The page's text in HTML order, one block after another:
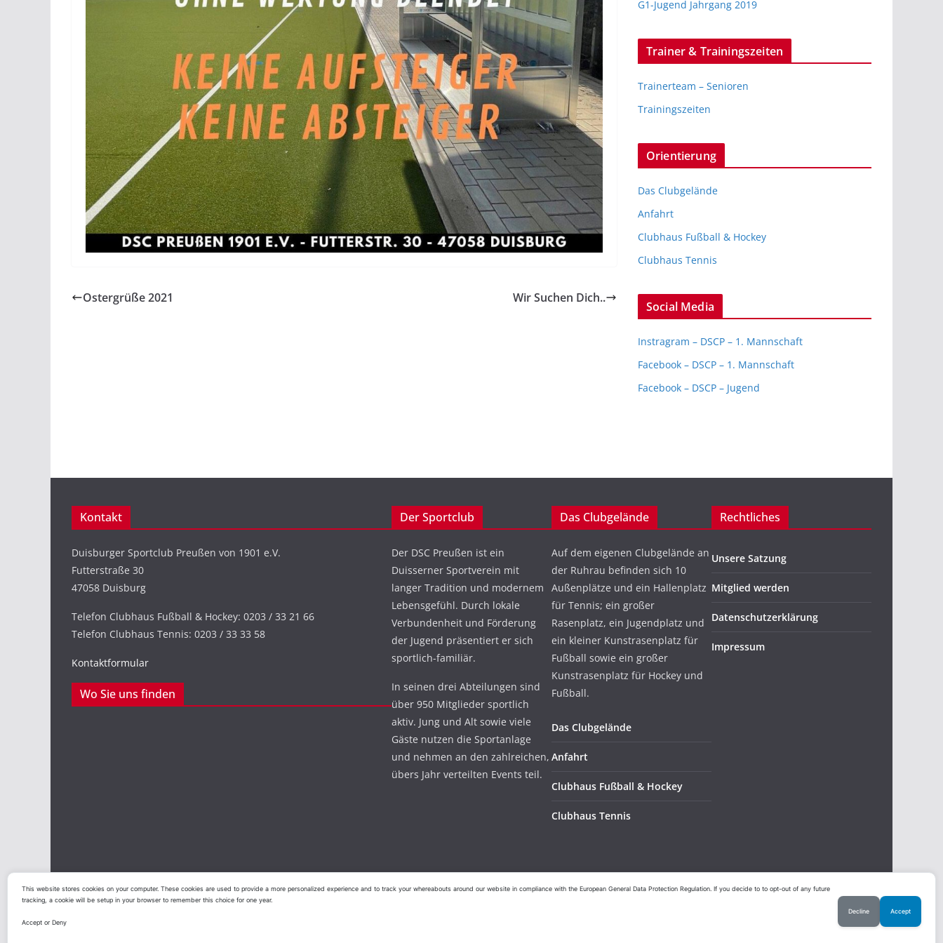
Ostergrüße 2021 Wir Suchen Dich..
G1-Jugend Jahrgang 2019
Trainer & Trainingszeiten
Trainerteam – Senioren
Trainingszeiten
Orientierung
Das Clubgelände
Anfahrt
Clubhaus Fußball & Hockey
Clubhaus Tennis
Social Media
Instragram – DSCP – 1. Mannschaft
Facebook – DSCP – 1. Mannschaft
Facebook – DSCP – Jugend
Kontakt
Duisburger Sportclub Preußen von 1901 e.V.
Futterstraße 30
47058 Duisburg
Telefon Clubhaus Fußball & Hockey: 0203 / 33 21 66
Telefon Clubhaus Tennis: 0203 / 33 33 58
Kontaktformular
Wo Sie uns finden
Der Sportclub
Der DSC Preußen ist ein
Duisserner Sportverein mit
langer Tradition und modernem
Lebensgefühl. Durch lokale
Verbundenheit und Förderung
der Jugend präsentiert er sich
sportlich-familiär.
In seinen drei Abteilungen sind
über 950 Mitglieder sportlich
aktiv. Jung und Alt sowie viele
Gäste nutzen die Sportanlage
und nehmen an den zahlreichen,
übers Jahr verteilten Events teil.
Das Clubgelände
Auf dem eigenen Clubgelände an
der Ruhrau befinden sich 10
Außenplätze und ein Hallenplatz
für Tennis; ein großer
Rasenplatz, ein Jugendplatz und
ein kleiner Kunstrasenplatz für
Fußball sowie ein großer
Kunstrasenplatz für Hockey und
Fußball.
Das Clubgelände
Anfahrt
Clubhaus Fußball & Hockey
Clubhaus Tennis
Rechtliches
Unsere Satzung
Mitglied werden
Datenschutzerklärung
Impressum
This website stores cookies on your computer. These cookies are used to provide a more personalized experience and to track your whereabouts around our website in compliance with the European General Data Protection Regulation. If you decide to to opt-out of any future
tracking, a cookie will be setup in your browser to remember this choice for one year.
Accept or Deny
Decline Accept